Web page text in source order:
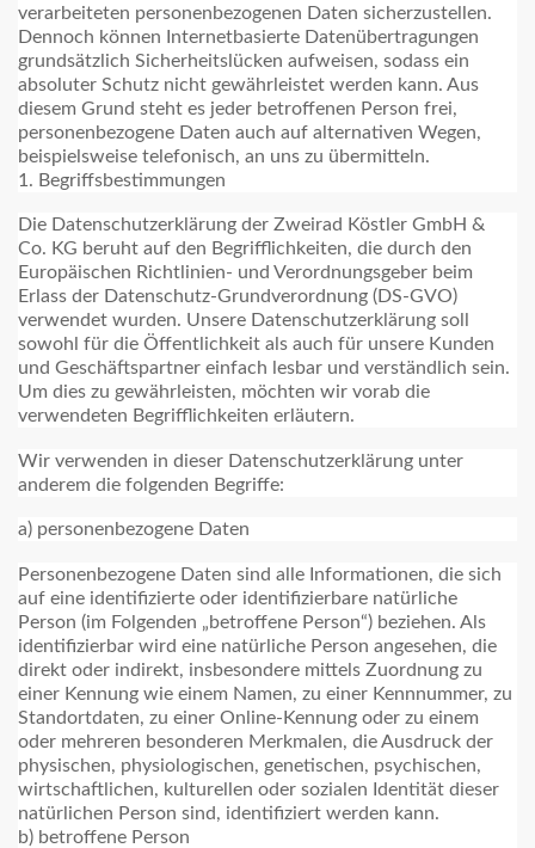
verarbeiteten personenbezogenen Daten sicherzustellen.
Dennoch können Internetbasierte Datenübertragungen
grundsätzlich Sicherheitslücken aufweisen, sodass ein
absoluter Schutz nicht gewährleistet werden kann. Aus
diesem Grund steht es jeder betroffenen Person frei,
personenbezogene Daten auch auf alternativen Wegen,
beispielsweise telefonisch, an uns zu übermitteln.
1. Begriffsbestimmungen
Die Datenschutzerklärung der Zweirad Köstler GmbH &
Co. KG beruht auf den Begrifflichkeiten, die durch den
Europäischen Richtlinien- und Verordnungsgeber beim
Erlass der Datenschutz-Grundverordnung (DS-GVO)
verwendet wurden. Unsere Datenschutzerklärung soll
sowohl für die Öffentlichkeit als auch für unsere Kunden
und Geschäftspartner einfach lesbar und verständlich sein.
Um dies zu gewährleisten, möchten wir vorab die
verwendeten Begrifflichkeiten erläutern.
Wir verwenden in dieser Datenschutzerklärung unter
anderem die folgenden Begriffe:
a) personenbezogene Daten
Personenbezogene Daten sind alle Informationen, die sich
auf eine identifizierte oder identifizierbare natürliche
Person (im Folgenden „betroffene Person“) beziehen. Als
identifizierbar wird eine natürliche Person angesehen, die
direkt oder indirekt, insbesondere mittels Zuordnung zu
einer Kennung wie einem Namen, zu einer Kennnummer, zu
Standortdaten, zu einer Online-Kennung oder zu einem
oder mehreren besonderen Merkmalen, die Ausdruck der
physischen, physiologischen, genetischen, psychischen,
wirtschaftlichen, kulturellen oder sozialen Identität dieser
natürlichen Person sind, identifiziert werden kann.
b) betroffene Person